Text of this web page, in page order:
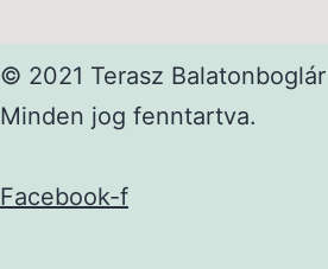
© 2021 Terasz Balatonboglár |
Minden jog fenntartva.
Facebook-f